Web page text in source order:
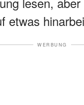
etwas
WERBUNG